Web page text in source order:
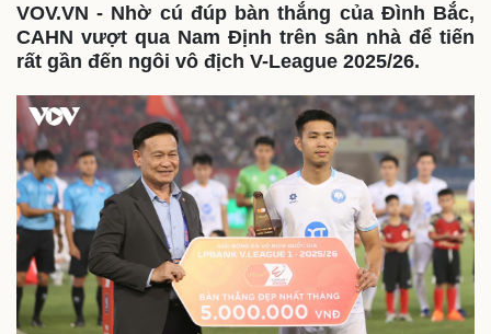
VOV.VN - Nhờ cú đúp bàn thắng của Đình Bắc,
CAHN vượt qua Nam Định trên sân nhà để tiến
rất gần đến ngôi vô địch V-League 2025/26.